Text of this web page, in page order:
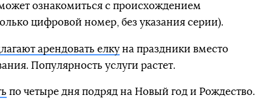
ознакомиться с происхождением
цифровой номер, без указания серии).
арендовать елкуна праздники вместо
Популярность услуги растет.
по четыре дня подряд на Новый год и Рождество.